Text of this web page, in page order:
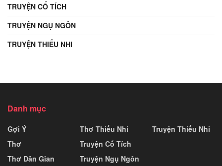
TRUYỆN CỔ TÍCH
TRUYỆN NGỤ NGÔN
TRUYỆN THIẾU NHI
Danh mục
Gợi Ý
Thơ
Thơ Dân Gian
Thơ Thiếu Nhi
Truyện Cổ Tích
Truyện Ngụ Ngôn
Truyện Thiếu Nhi